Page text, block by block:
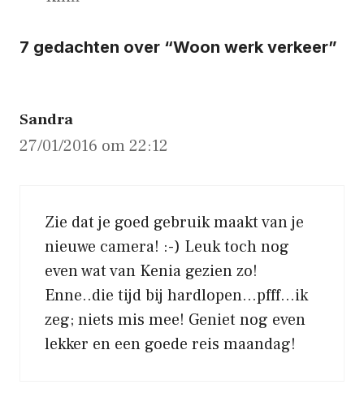
7 gedachten over “Woon werk verkeer”
Sandra
27/01/2016 om 22:12
Zie dat je goed gebruik maakt van je
nieuwe camera! :-) Leuk toch nog
even wat van Kenia gezien zo!
Enne..die tijd bij hardlopen…pfff…ik
zeg; niets mis mee! Geniet nog even
lekker en een goede reis maandag!